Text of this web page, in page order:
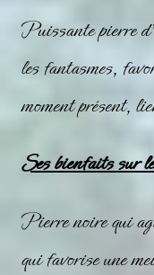
Puissante pierre
les fantasmes,
moment présent,
Ses bienfaits sur
Pierre noire qui
qui favorise une